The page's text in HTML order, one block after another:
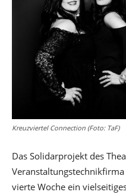
Kreuzviertel Connection (Foto: TaF)
Das Solidarprojekt des
vierte Woche ein